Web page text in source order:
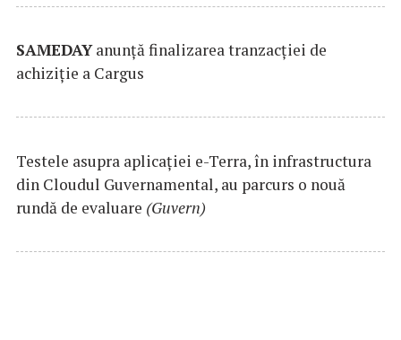
SAMEDAYanunță finalizarea tranzacției de
achiziție a Cargus
Testele asupra aplicaţiei e-Terra, în infrastructura
din Cloudul Guvernamental, au parcurs o nouă
rundă de evaluare (Guvern)